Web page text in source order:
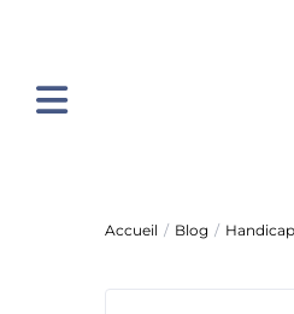
Accueil Blog